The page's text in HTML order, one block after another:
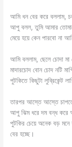
আমি ধন বের করে বললাম,
আপু বলল, তুমি আমার
মেয়ে হয়ে কেন পারবো না
আমি বললাম, ছেলে চোদা
মাদারচোদ বোন চোদ নটি
পুটকিতে কিছুটা লুব্রিকেন্ট
তারপর আস্তে আস্তে চাপতে
আপু ঝিম ধরে দম বন্ধ করে
পুটকির চেয়ে অনেক বড়
বের হচ্ছে।